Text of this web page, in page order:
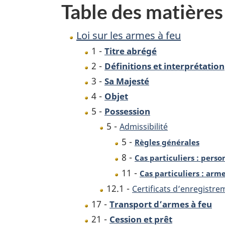
feu
Table des matières
Loi sur les armes à feu
1 - Titre abrégé
2 - Définitions et interprétation
3 - Sa Majesté
4 - Objet
5 - Possession
5 - Admissibilité
5 - Règles générales
8 - Cas particuliers :
11 - Cas particuliers :
12.1 - Certificats
17 - Transport d’armes à feu
21 - Cession et prêt